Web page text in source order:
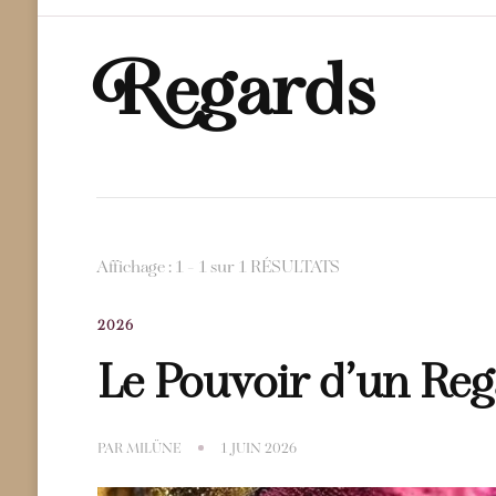
Regards
Affichage : 1 - 1 sur 1 RÉSULTATS
2026
Le Pouvoir d’un
PAR MILÜNE 1 JUIN 2026